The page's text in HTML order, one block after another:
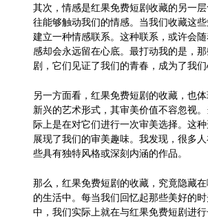
其次，情感是红果免费短剧收藏的另一
往能够触动我们的情感。当我们收藏这
建立一种情感联系。这种联系，或许会
感却会永远留在心底。最打动我的是，
剧，它们见证了我们的青春，成为了我们
另一方面看，红果免费短剧的收藏，也
新兴的艺术形式，其审美价值不容忽视
际上是在对它们进行一次审美选择。这
展现了我们的审美趣味。我发现，很多
些具有独特风格或深刻内涵的作品。
那么，红果免费短剧的收藏，究竟隐藏
的生活中。每当我们回忆起那些美好的
中，我们实际上就在与红果免费短剧进行